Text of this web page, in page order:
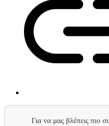
Για να μας βλέπεις πιο